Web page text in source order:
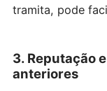
tramita, pode
3. Reputação
anteriores